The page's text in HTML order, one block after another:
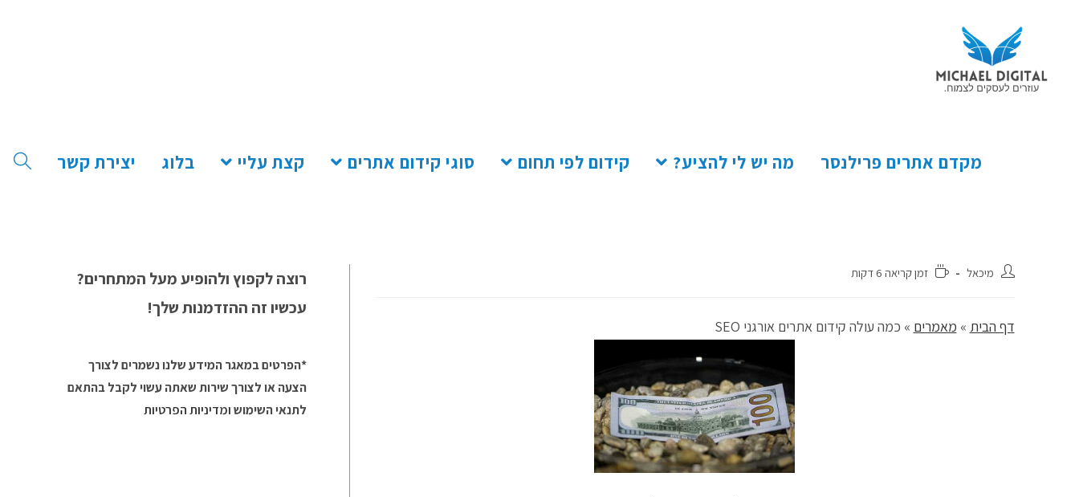
מקדם אתרים פרילנסר מה יש לי להציע? קידום לפי תחום סוגי קידום אתרים קצת עליי בלוג יצירת קשר
מיכאל זמן קריאה 6 דקות
דף הבית » מאמרים » כמה עולה קידום אתרים אורגני SEO
רוצה לקפוץ ולהופיע מעל המתחרים?
עכשיו זה ההזדמנות שלך!
*הפרטים במאגר המידע שלנו נשמרים לצורך
הצעה או לצורך שירות שאתה עשוי לקבל בהתאם
לתנאי השימושומדיניות הפרטיות